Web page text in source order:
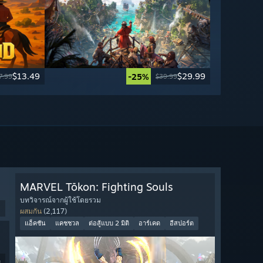
$13.49 -25% $39.99$29.99
MARVEL Tōkon: Fighting Souls
บทวิจารณ์จากผู้ใช้โดยรวม
ผสมกัน (2,117)
แอ็คชัน แคชชวล ต่อสู้แบบ 2 มิติ อาร์เคด อีสปอร์ต